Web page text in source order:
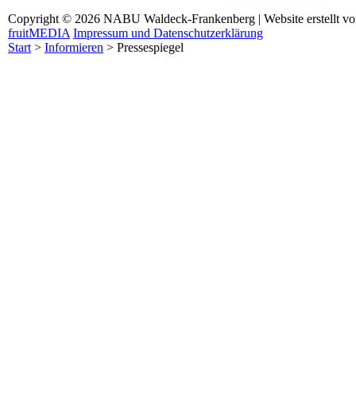
Copyright © 2026 NABU Waldeck-Frankenberg | Website erstellt
fruitMEDIA Impressum und Datenschutzerklärung
Start> Informieren > Pressespiegel